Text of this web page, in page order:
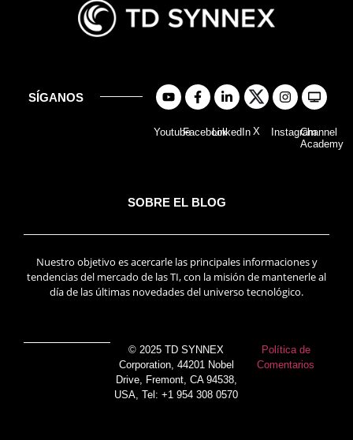
SÍGANOS
YoutubeFacebookLinkedIn X InstagramChannel
Academy
SOBRE EL BLOG
Nuestro objetivo es acercarle las principales informaciones y
tendencias del mercado de las TI, con la misión de mantenerle al
día de las últimas novedades del universo tecnológico.
© 2025 TD SYNNEX
Corporation, 44201 Nobel
Drive, Fremont, CA 94538,
USA, Tel: +1 954 308 0570
Política de
Comentarios